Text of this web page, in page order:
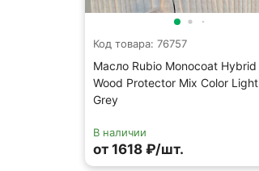
Код товара: 76757
Масло Rubio Monocoat Hybrid
Wood Protector Mix Color Light
Grey
В наличии
от 1618 ₽/шт.